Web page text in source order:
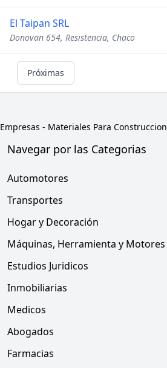
El Taipan SRL
Donovan 654, Resistencia, Chaco
Próximas
Empresas - Materiales Para Construccion
Navegar por las Categorias
Automotores
Transportes
Hogar y Decoración
Máquinas, Herramienta y Motores
Estudios Juridicos
Inmobiliarias
Medicos
Abogados
Farmacias